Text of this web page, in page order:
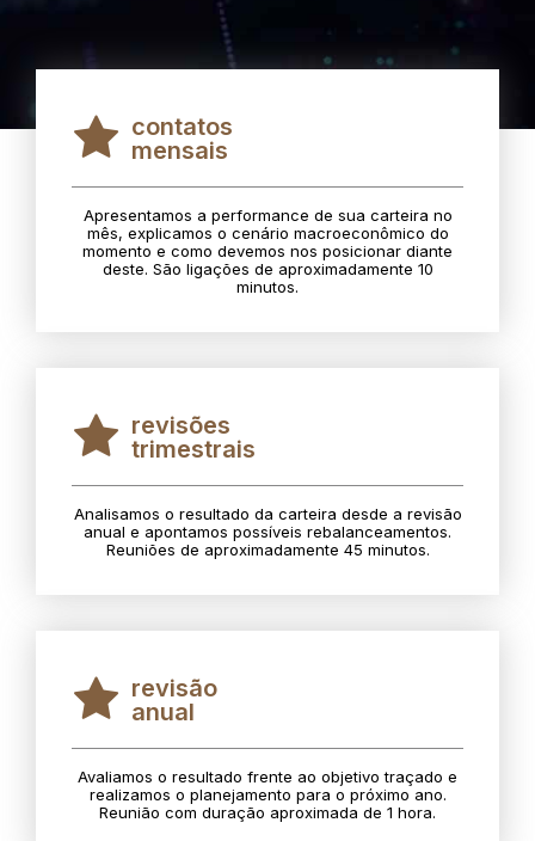
contatos
mensais
Apresentamos a performance de sua carteira no
mês, explicamos o cenário macroeconômico do
momento e como devemos nos posicionar diante
deste. São ligações de aproximadamente 10
minutos.
revisões
trimestrais
Analisamos o resultado da carteira desde a revisão
anual e apontamos possíveis rebalanceamentos.
Reuniões de aproximadamente 45 minutos.
revisão
anual
Avaliamos o resultado frente ao objetivo traçado e
realizamos o planejamento para o próximo ano.
Reunião com duração aproximada de 1 hora.